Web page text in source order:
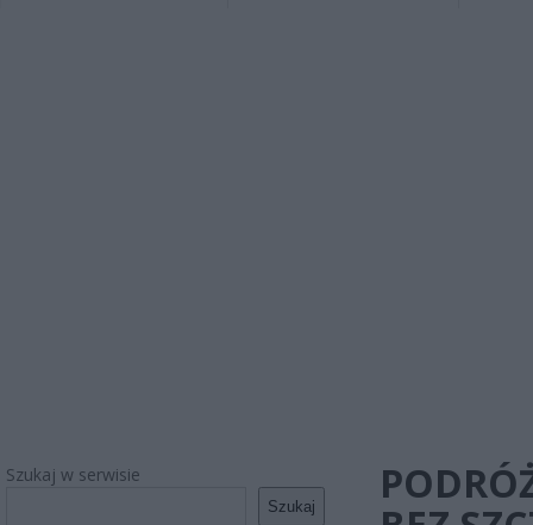
Szukaj w serwisie
Szukaj